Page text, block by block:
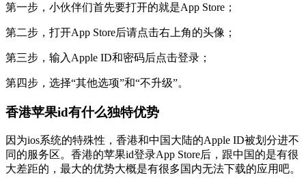
第一步，小伙伴们首先要打开的就是App Store；
第二步，打开App Store后请点击右上角的头像；
第三步，输入Apple ID和密码后点击登录；
第四步，选择“其他选项”和“不升级”。
香港苹果id有什么独特优势
因为ios系统的特殊性，香港和中国大陆的Apple ID被划分进不
同的服务区。香港的苹果id登录App Store后，跟中国的是有很
大差距的，最大的优势大概是有很多国内无法下载的应用吧。